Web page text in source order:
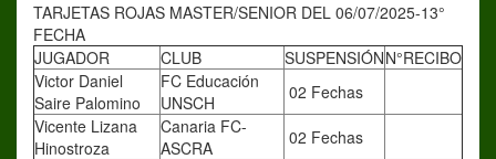
TARJETAS ROJAS MASTER/SENIOR DEL 06/07/2025-13°
FECHA
JUGADOR
CLUB SUSPENSIÓNN°RECIBO
Victor Daniel
Saire Palomino
FC Educación
UNSCH
02 Fechas
Vicente Lizana
Hinostroza
Canaria FC-
ASCRA
02 Fechas